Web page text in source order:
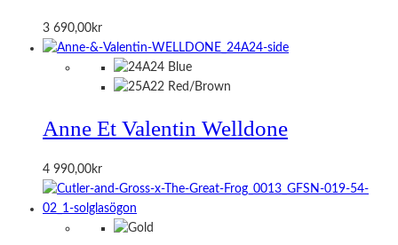
3 690,00kr
Anne Et Valentin Welldone
4 990,00kr